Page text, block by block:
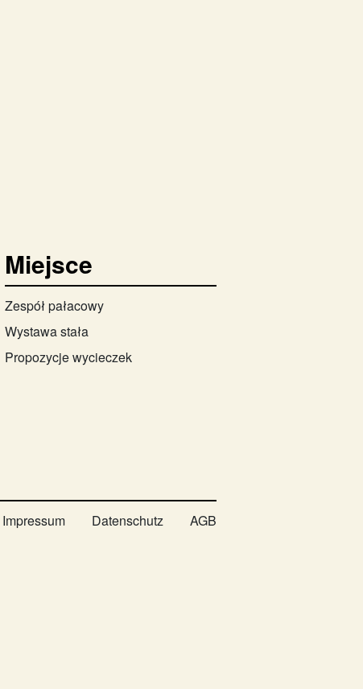
Miejsce
Zespół pałacowy
Wystawa stała
Propozycje wycieczek
Impressum Datenschutz AGB